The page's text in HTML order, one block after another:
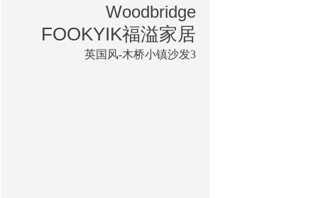
Woodbridge
FOOKYIK福溢家居
英国风-木桥小镇沙发3